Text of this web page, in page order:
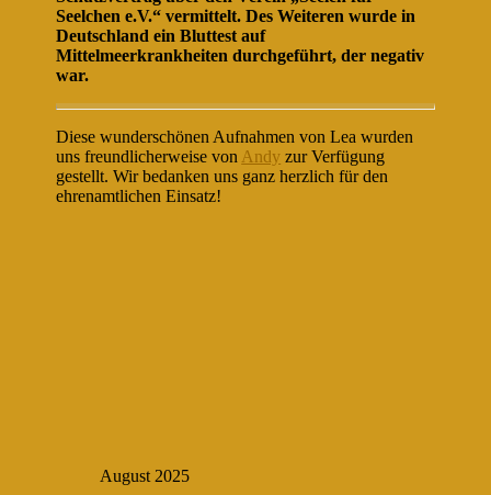
Seelchen e.V.“ vermittelt. Des Weiteren wurde in
Deutschland ein Bluttest auf
Mittelmeerkrankheiten durchgeführt, der negativ
war.
Diese wunderschönen Aufnahmen von Lea wurden
uns freundlicherweise von Andy zur Verfügung
gestellt. Wir bedanken uns ganz herzlich für den
ehrenamtlichen Einsatz!
August 2025